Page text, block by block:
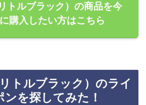
トルブラック）の商品を今
購入したい方はこちら
トルブラック）のライ
ンを探してみた！